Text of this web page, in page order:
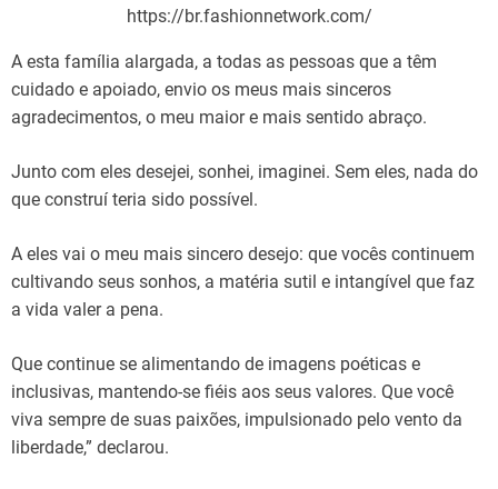
https://br.fashionnetwork.com/
A esta família alargada, a todas as pessoas que a têm
cuidado e apoiado, envio os meus mais sinceros
agradecimentos, o meu maior e mais sentido abraço.
Junto com eles desejei, sonhei, imaginei. Sem eles, nada do
que construí teria sido possível.
A eles vai o meu mais sincero desejo: que vocês continuem
cultivando seus sonhos, a matéria sutil e intangível que faz
a vida valer a pena.
Que continue se alimentando de imagens poéticas e
inclusivas, mantendo-se fiéis aos seus valores. Que você
viva sempre de suas paixões, impulsionado pelo vento da
liberdade,” declarou.